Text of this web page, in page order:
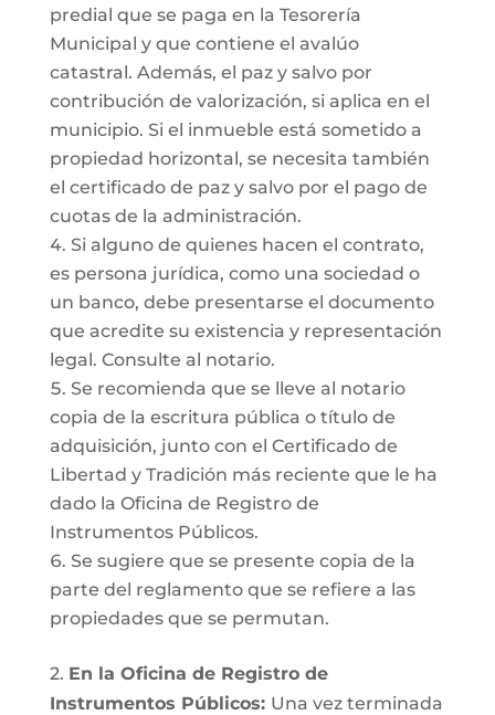
predial que se paga en la Tesorería
Municipal y que contiene el avalúo
catastral. Además, el paz y salvo por
contribución de valorización, si aplica en el
municipio. Si el inmueble está sometido a
propiedad horizontal, se necesita también
el certificado de paz y salvo por el pago de
cuotas de la administración.
Si alguno de quienes hacen el contrato,
es persona jurídica, como una sociedad o
un banco, debe presentarse el documento
que acredite su existencia y representación
legal. Consulte al notario.
Se recomienda que se lleve al notario
copia de la escritura pública o título de
adquisición, junto con el Certificado de
Libertad y Tradición más reciente que le ha
dado la Oficina de Registro de
Instrumentos Públicos.
Se sugiere que se presente copia de la
parte del reglamento que se refiere a las
propiedades que se permutan.
2. En la Oficina de Registro de
Instrumentos Públicos: Una vez terminada